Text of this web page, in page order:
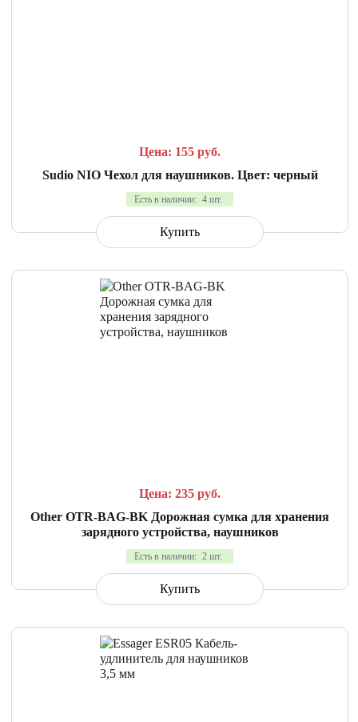
Цена: 155 руб.
Sudio NIO Чехол для наушников. Цвет: черный
Есть в наличии: 4 шт.
Купить
Цена: 235 руб.
Other OTR-BAG-BK Дорожная сумка для хранения
зарядного устройства, наушников
Есть в наличии: 2 шт.
Купить